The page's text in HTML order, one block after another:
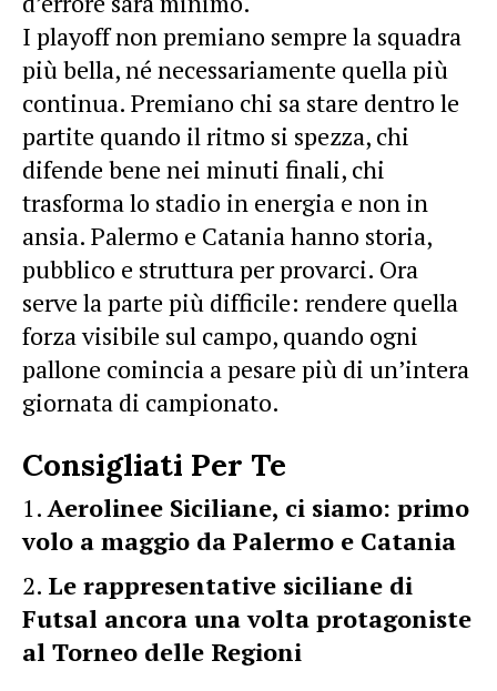
I playoff non premiano sempre la squadra
più bella, né necessariamente quella più
continua. Premiano chi sa stare dentro le
partite quando il ritmo si spezza, chi
difende bene nei minuti finali, chi
trasforma lo stadio in energia e non in
ansia. Palermo e Catania hanno storia,
pubblico e struttura per provarci. Ora
serve la parte più difficile: rendere quella
forza visibile sul campo, quando ogni
pallone comincia a pesare più di un’intera
giornata di campionato.
Consigliati Per Te
Aerolinee Siciliane, ci siamo: primo
volo a maggio da Palermo e Catania
Le rappresentative siciliane di
Futsal ancora una volta protagoniste
al Torneo delle Regioni